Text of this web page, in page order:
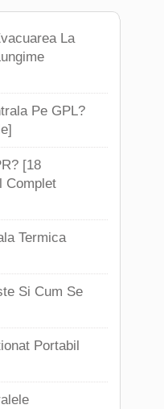
La
Pe GPL?
[18
Complet
Termica
Si Cum Se
Portabil